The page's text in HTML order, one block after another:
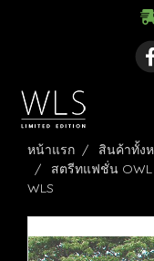
หน้าแรก สินค้าทั้ง
สตรีทแฟชั่น OWL
WLS